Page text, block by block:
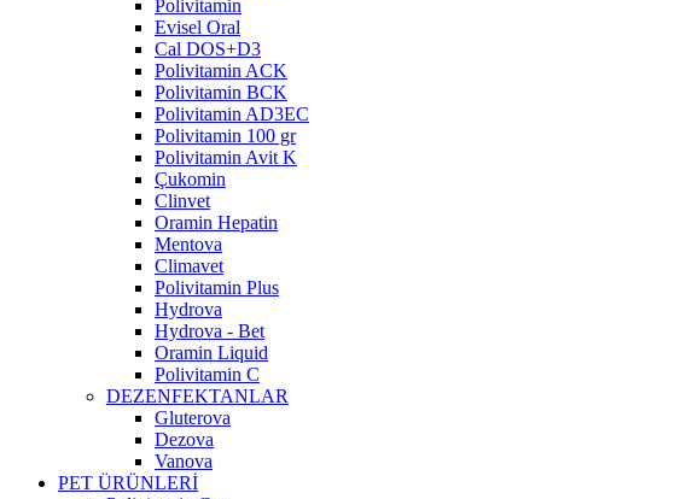
Polivitamin
Evisel Oral
Cal DOS+D3
Polivitamin ACK
Polivitamin BCK
Polivitamin AD3EC
Polivitamin 100 gr
Polivitamin Avit K
Çukomin
Clinvet
Oramin Hepatin
Mentova
Climavet
Polivitamin Plus
Hydrova
Hydrova - Bet
Oramin Liquid
Polivitamin C
DEZENFEKTANLAR
Gluterova
Dezova
Vanova
PET ÜRÜNLERİ